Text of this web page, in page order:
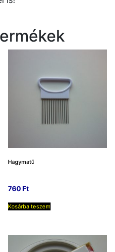
Hagymatű
760Ft
Kosárba teszem